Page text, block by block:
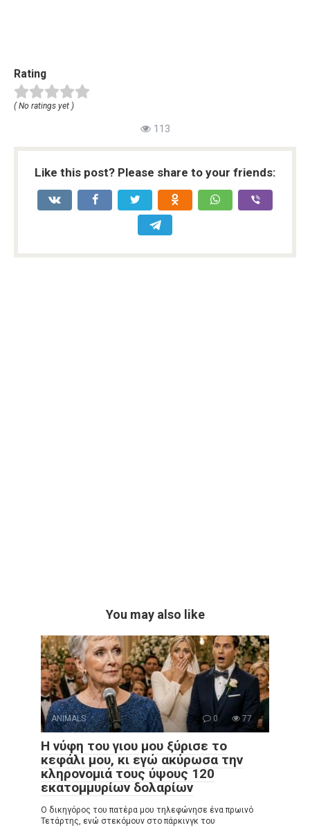
Rating
( No ratings yet )
113
Like this post? Please share to your friends:
You may also like
ANIMALS 0 77
Η νύφη του γιου μου ξύρισε το
κεφάλι μου, κι εγώ ακύρωσα την
κληρονομιά τους ύψους 120
εκατομμυρίων δολαρίων
Ο δικηγόρος του πατέρα μου τηλεφώνησε ένα πρωινό
Τετάρτης, ενώ στεκόμουν στο πάρκινγκ του